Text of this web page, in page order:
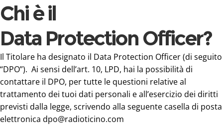
Chi è il
Data Protection Officer?
Il Titolare ha designato il Data Protection Officer (di seguito
“DPO”). Ai sensi dell’art. 10, LPD, hai la possibilità di
contattare il DPO, per tutte le questioni relative al
trattamento dei tuoi dati personali e all’esercizio dei diritti
previsti dalla legge, scrivendo alla seguente casella di posta
elettronica dpo@radioticino.com